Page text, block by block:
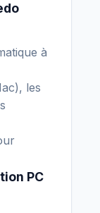
à
les
PC